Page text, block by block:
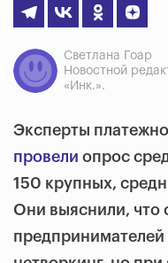
Светлана Гоар
Новостной
«Инк.».
Эксперты
провели опрос
150 крупных,
Они выяснили, что